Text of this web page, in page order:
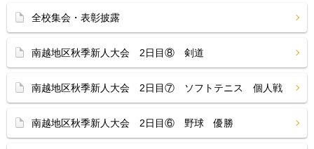
全校集会・表彰披露
南越地区秋季新人大会 2日目⑧ 剣道
南越地区秋季新人大会 2日目⑦ ソフトテニス 個人戦
南越地区秋季新人大会 2日目⑥ 野球 優勝